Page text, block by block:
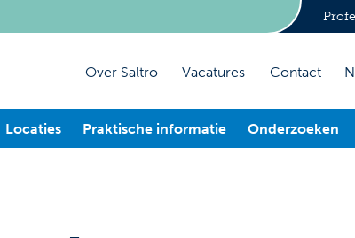
Over Saltro Vacatures Contact
Locaties Praktische informatie Onderzoeken